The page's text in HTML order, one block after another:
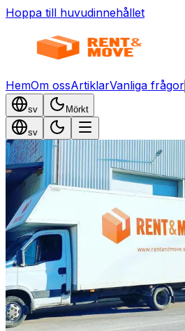
Hoppa till huvudinnehållet
HemOm ossArtiklarVanliga frågor
sv Mörkt
sv